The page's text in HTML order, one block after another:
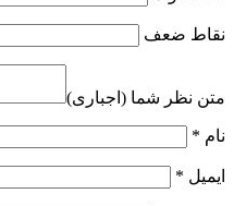
نقاط ضعف
متن نظر شما (اجباری)
نام *
ایمیل *